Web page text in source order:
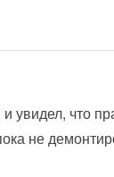
увидел, что
не